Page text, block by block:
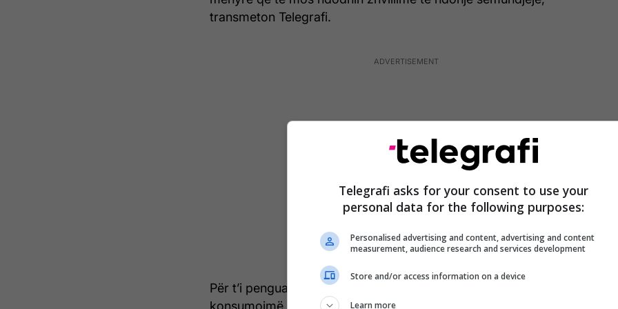
transmeton Telegrafi.
Për t’i penguar këto zhvillime, ekspertët këshillojnë që të fillojmë të
konsumojmë ekskluzivisht ushqim të shëndetshëm, por edhe që
Telegrafi asks for your consent to use your
personal data for the following purposes:
Personalised advertising and content, advertising and content
measurement, audience research and services development
Store and/or access information on a device
Learn more